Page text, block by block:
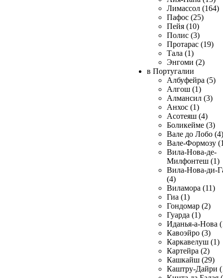
Лимассол (164)
Пафос (25)
Пейя (10)
Полис (3)
Протарас (19)
Тала (1)
Энгоми (2)
в Португалии
Албуфейра (5)
Алгош (1)
Алмансил (3)
Анхос (1)
Асотеяш (4)
Боликейме (3)
Вале до Лобо (4)
Вале-Формозу
Вила-Нова-де-
Милфонтеш (1)
Вила-Нова-ди-
(4)
Виламора (11)
Гиа (1)
Гондомар (2)
Гуарда (1)
Иданья-а-Нова
Кавоэйро (3)
Каркавелуш (1)
Картейра (2)
Кашкайш (29)
Каштру-Дайри